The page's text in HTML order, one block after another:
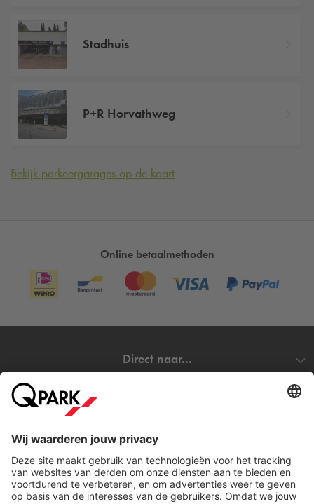
Stadhuis
P+R Horvathweg
Bekijk parkeergarages op de kaart
Online betaalmethoden
Direct naar...
Download